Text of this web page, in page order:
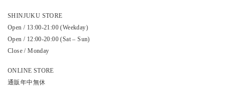
SHINJUKU STORE
Open / 13:00-21:00 (Weekday)
Open / 12:00-20:00 (Sat – Sun)
Close / Monday
ONLINE STORE
通販年中無休